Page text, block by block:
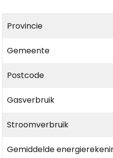
Provincie
Gemeente
Postcode
Gasverbruik
Stroomverbruik
Gemiddelde